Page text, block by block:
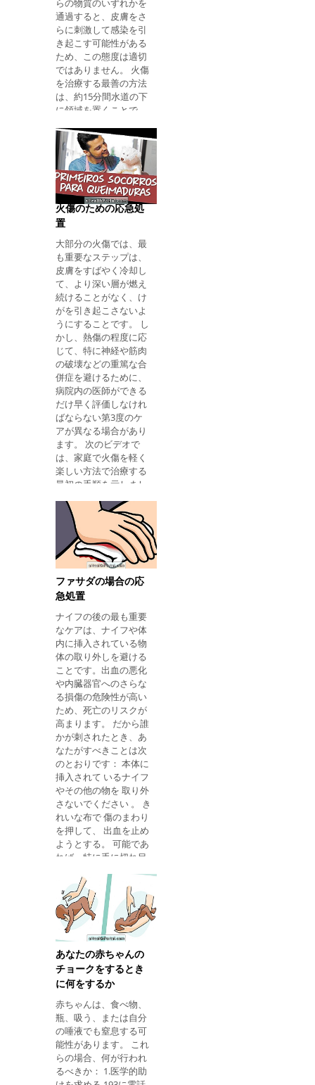
があります。 露出した
骨折の場合の応急処置
の詳細をご覧くださ
い。 医療援助を待つ 。
これが不可能な場合
は、被害者を最寄りの
緊急治療室に連れて行
くことをお勧めしま
す。 この骨折は、骨が
負うことができるより
も大きな衝撃により骨
が壊れたときに起こり
ます。 老化や骨粗鬆症
などの特定の骨疾患で
は、骨折の危険性が増
し、わずかな動きや衝
撃でも発生する可能性
ためにはより大きな注
意が必要です。 骨を強
化し、骨
らの物質のいずれかを
通過すると、皮膚をさ
らに刺激して感染を引
き起こす可能性がある
ため、この態度は適切
ではありません。 火傷
を治療する最善の方法
は、約15分間水道の下
に領域を置くことで
らげ、治癒過程を助け
るために、医師の助言
に従って、軟膏を使用
してもよい。 火傷の場
合の対処方法を参照し
てください。 火傷で何
を得るべきかに関する
6つの最も一般的な疑
問は次のとおりです。
1.練り歯磨きやコーヒ
ーパウダーはやけどを
改善しますか？ 練り歯
磨き、コーヒーパウダ
ー、バター、卵白、タ
マネギまたは酢は傷跡
に影響を及ぼさず、治
癒過程を遅らせ、細菌
感染の機会を増やすこ
とさえあるかもしれま
せん。 したがって、火
傷を治療する最善の方
法は、皮膚を冷やすま
で冷たい水の下に火傷
部分を置くことです。
その後、沈静化、治癒
および抗菌性を有する
バーンイン軟膏を適用
傷のための軟膏のいく
つかの例を参照してく
ださい。 2.バブルを吹
くことはできますか？
バブルは体が感染した
地域を守るための手段
なので、吹くべきでは
ありません。 誤って破
裂した場合は、石けん
と水でよく洗い
火傷のための応急処
置
大部分の火傷では、最
も重要なステップは、
皮膚をすばやく冷却し
て、より深い層が燃え
続けることがなく、け
がを引き起こさないよ
うにすることです。 し
かし、熱傷の程度に応
じて、特に神経や筋肉
の破壊などの重篤な合
併症を避けるために、
病院内の医師ができる
だけ早く評価しなけれ
ばならない第3度のケ
アが異なる場合があり
ます。 次のビデオで
は、家庭で火傷を軽く
楽しい方法で治療する
最初の手順を示しまし
をすべきか 一次熱傷
は、皮膚の表層のみに
作用し、痛みや赤みな
どの兆候を引き起こし
ます。 これらの場合、
次のことをお勧めしま
す。 焼いた部分を冷水
の下 に少なくとも15分
間 置く 。 最初の24時
間 は清潔な布に冷たい
水 を 湿らせ、 水が暖
まるごとに交換してく
ださい。 火傷にオイル
やバターのような 製品
を使用しないでくださ
い 。 ネバセチンや軟膏
のような、火傷のため
の 保湿または治癒軟膏
を 与え ます。 軟膏の
より完全なリストを参
照してください。 この
タイプの火傷は、太陽
の下にたくさんあると
き、または非常に熱い
物体に触れるときに、
より一般的です。 通
常、痛みは2〜3日後に
消失しますが、軟膏を
使用していても、火傷
は治癒に2週間ほどか
かることがあります。
一般に、1度熱傷は皮
膚にいかなる種類の瘢
痕も残さず、めったに
合併症を示さない。 2
度の熱傷で何をすべき
か 二度目の熱傷は皮膚
の中間層に影
ファサダの場合の応
急処置
ナイフの後の最も重要
なケアは、ナイフや体
内に挿入されている物
体の取り外しを避ける
ことです。出血の悪化
や内臓器官へのさらな
る損傷の危険性が高い
ため、死亡のリスクが
高まります。 だから誰
かが刺されたとき、あ
なたがすべきことは次
のとおりです： 本体に
挿入されて いるナイフ
やその他の物を 取り外
さないでください 。 き
れいな布で 傷のまわり
を押して、 出血を止め
ようとする。 可能であ
れば、特に手に切れ目
直接接触しないように
手袋を着用すること。
医者にすぐ に電話をか
け、192番に電話す
る。 救急車が届かない
期間に人が非常に薄
く、寒くなったりめま
いになったりすると、
寝て脚を心臓の上に上
げて血液が脳に届きや
すくなります。 しかし
ながら、これは創傷か
らの出血も増加させる
可能性があり、少なく
とも医療従事者が到着
あなたの赤ちゃんの
チョークをするとき
に何をするか
赤ちゃんは、食べ物、
瓶、吸う、または自分
の唾液でも窒息する可
能性があります。 これ
らの場合、何が行われ
るべきか： 1.医学的助